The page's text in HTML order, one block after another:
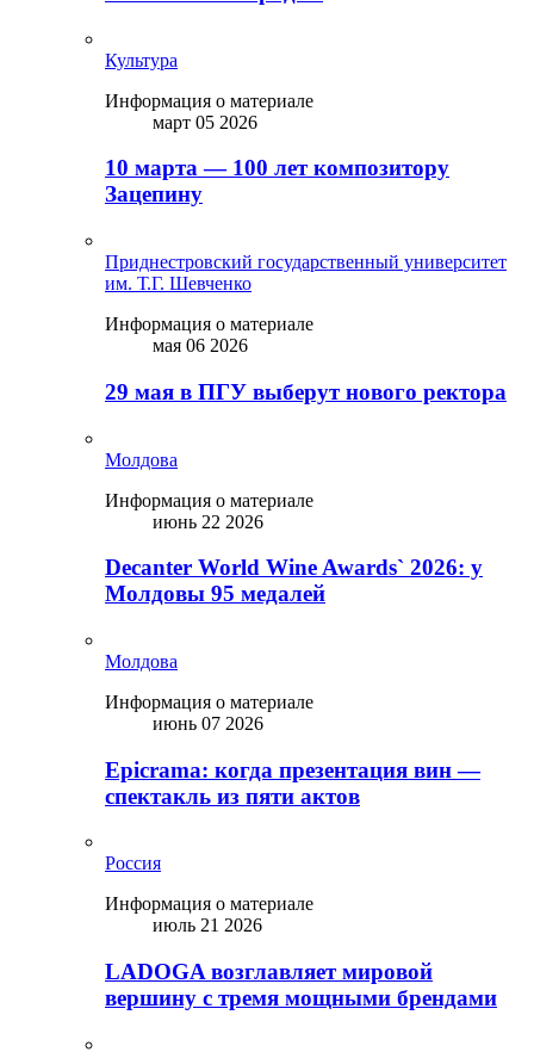
Культура
Информация о материале
март 05 2026
10 марта — 100 лет композитору
Зацепину
Приднестровский государственный университет
им. Т.Г. Шевченко
Информация о материале
мая 06 2026
29 мая в ПГУ выберут нового ректора
Молдова
Информация о материале
июнь 22 2026
Decanter World Wine Awards` 2026: у
Молдовы 95 медалей
Молдова
Информация о материале
июнь 07 2026
Epicrama: когда презентация вин —
спектакль из пяти актов
Россия
Информация о материале
июль 21 2026
LADOGA возглавляет мировой
вершину с тремя мощными брендами